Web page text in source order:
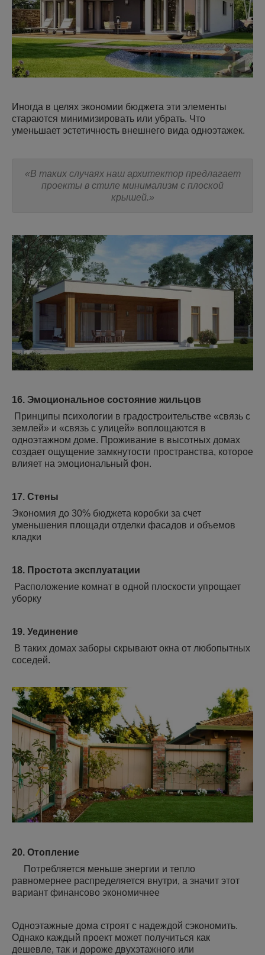
Иногда в целях экономии бюджета эти элементы
стараются минимизировать или убрать. Что
уменьшает эстетичность внешнего вида одноэтажек.
«В таких случаях наш архитектор предлагает
проекты в стиле минимализм с плоской
крышей.»
16. Эмоциональное состояние жильцов
Принципы психологии в градостроительстве «связь с
землей» и «связь с улицей» воплощаются в
одноэтажном доме. Проживание в высотных домах
создает ощущение замкнутости пространства, которое
влияет на эмоциональный фон.
17. Стены
Экономия до 30% бюджета коробки за счет
уменьшения площади отделки фасадов и объемов
кладки
18. Простота эксплуатации
Расположение комнат в одной плоскости упрощает
уборку
19. Уединение
В таких домах заборы скрывают окна от любопытных
соседей.
20. Отопление
Потребляется меньше энергии и тепло
равномернее распределяется внутри, а значит этот
вариант финансово экономичнее
Одноэтажные дома строят с надеждой сэкономить.
Однако каждый проект может получиться как
дешевле, так и дороже двухэтажного или